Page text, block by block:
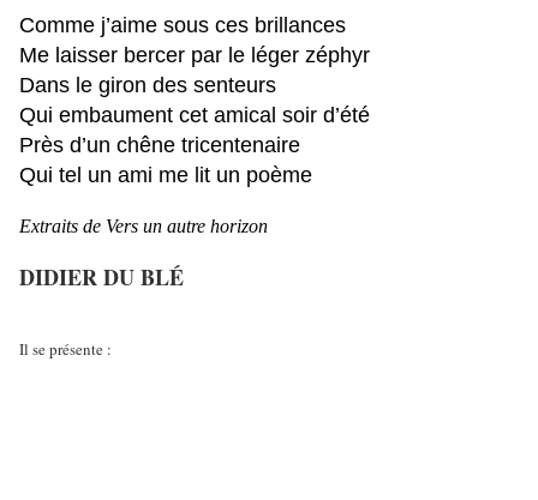
Comme j’aime sous ces brillances
Me laisser bercer par le léger zéphyr
Dans le giron des senteurs
Qui embaument cet amical soir d’été
Près d’un chêne tricentenaire
Qui tel un ami me lit un poème
Extraits de Vers un autre horizon
DIDIER DU BLÉ
Il se présente :